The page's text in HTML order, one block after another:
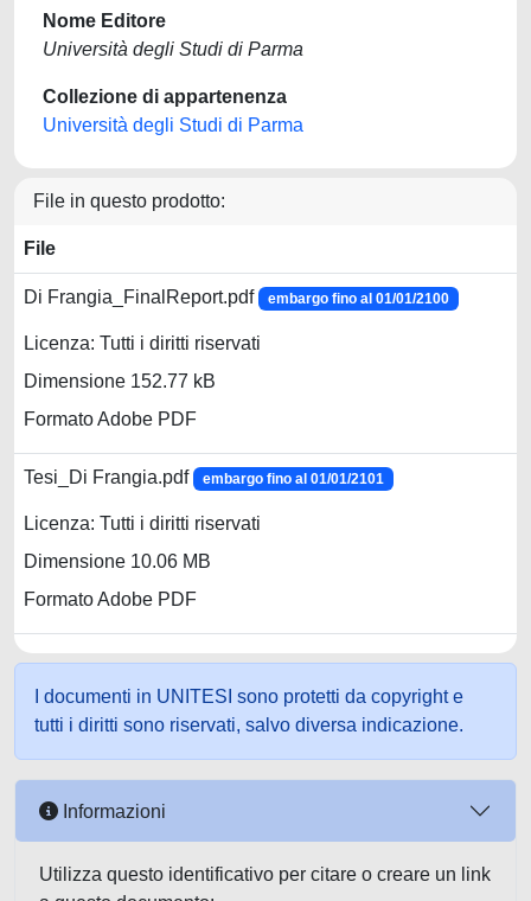
Nome Editore
Università degli Studi di Parma
Collezione di appartenenza
Università degli Studi di Parma
File in questo prodotto:
File
Di Frangia_FinalReport.pdf embargo fino al 01/01/2100
Licenza: Tutti i diritti riservati
Dimensione 152.77 kB
Formato Adobe PDF
Tesi_Di Frangia.pdf embargo fino al 01/01/2101
Licenza: Tutti i diritti riservati
Dimensione 10.06 MB
Formato Adobe PDF
I documenti in UNITESI sono protetti da copyright e
tutti i diritti sono riservati, salvo diversa indicazione.
Informazioni
Utilizza questo identificativo per citare o creare un link